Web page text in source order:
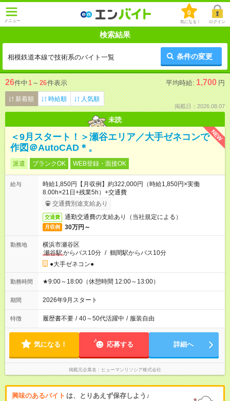
メニュー
0
気になる！ ログイン
検索結果
相模鉄道本線で技術系のバイト一覧 条件の変更
26件中1 ～ 26件表示 平均時給: 1,700 円
新着順 時給順 人気順
掲載日：2026.08.07
未読
NEW
＜9月スタート！＞瀬谷エリア／大手ゼネコンで
作図＠AutoCAD＊。
派遣 ブランクOK WEB登録・面接OK
給与
時給1,850円【月収例】約322,000円（時給1,850円×実働
8.00h×21日+残業5h）+交通費
交通費別途支給あり
交通費 通勤交通費の支給あり（当社規定による）
月収例 30万円～
勤務地
横浜市瀬谷区
瀬谷駅からバス10分 / 鶴間駅からバス10分
●大手ゼネコン●
勤務時間 ★9:00～18:00（休憩時間 12:00～13:00）
期間 2026年9月スタート
特徴 履歴書不要 / 40～50代活躍中 / 服装自由
気になる！ 応募する 詳細へ
掲載元企業名 ヒューマンリソシア株式会社
興味のあるバイト は、とりあえず保存しよう♪